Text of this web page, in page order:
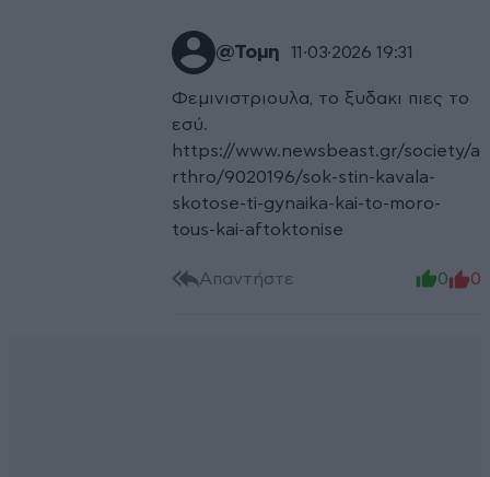
@Τομη 11·03·2026 19:31
Φεμινιστριουλα, το ξυδακι πιες το
εσύ.
https://www.newsbeast.gr/society/a
rthro/9020196/sok-stin-kavala-
skotose-ti-gynaika-kai-to-moro-
tous-kai-aftoktonise
Απαντήστε 0 0